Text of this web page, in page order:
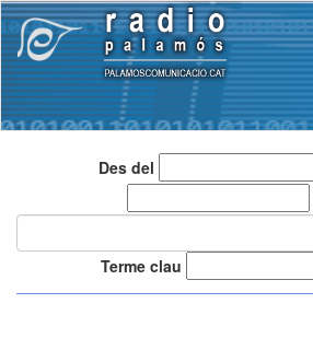
Des del
Terme clau